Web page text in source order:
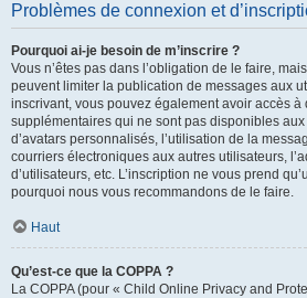
Problèmes de connexion et
Pourquoi ai-je besoin de m’inscrire ?
Vous n’êtes pas dans l’obligation de le faire,
peuvent limiter la publication de messages aux
inscrivant, vous pouvez également avoir accès à
supplémentaires qui ne sont pas disponibles aux
d’avatars personnalisés, l’utilisation de la
courriers électroniques aux autres utilisateurs,
d’utilisateurs, etc. L’inscription ne vous prend
pourquoi nous vous recommandons de le faire.
Haut
Qu’est-ce que la COPPA ?
La COPPA (pour « Child Online Privacy and